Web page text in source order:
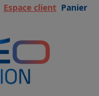
Espace client Panier